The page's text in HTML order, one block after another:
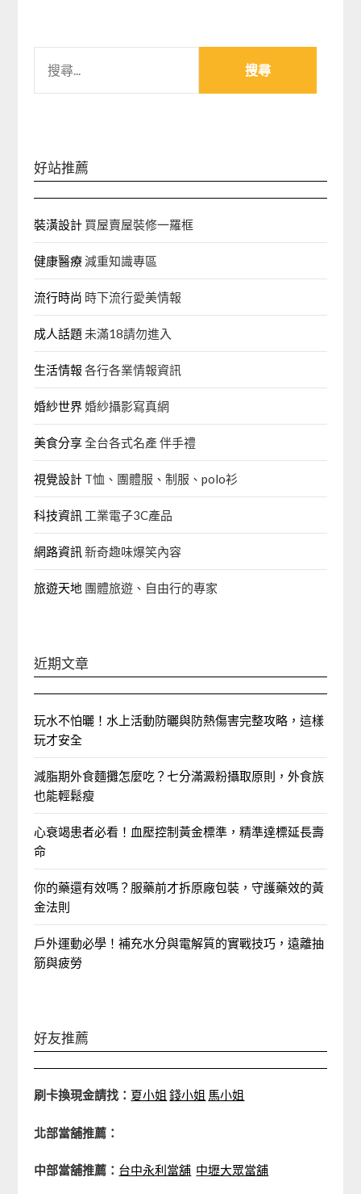
關
好站推薦
裝潢設計 買屋賣屋裝修一羅框
健康醫療減重知識專區
流行時尚 時下流行愛美情報
成人話題 未滿18請勿進入
生活情報 各行各業情報資訊
婚紗世界婚紗攝影寫真網
美食分享全台各式名產 伴手禮
視覺設計 T恤、團體服、制服、polo衫
科技資訊 工業電子3C產品
網路資訊 新奇趣味爆笑內容
旅遊天地 團體旅遊、自由行的專家‎
近期文章
玩水不怕曬！水上活動防曬與防熱傷害完整攻略，這樣
玩才安全
減脂期外食麵攤怎麼吃？七分滿澱粉攝取原則，外食族
也能輕鬆瘦
心衰竭患者必看！血壓控制黃金標準，精準達標延長壽
命
你的藥還有效嗎？服藥前才拆原廠包裝，守護藥效的黃
金法則
戶外運動必學！補充水分與電解質的實戰技巧，遠離抽
筋與疲勞
好友推薦
刷卡換現金請找： 夏小姐 錢小姐 馬小姐
北部當舖推薦：
中部當舖推薦： 台中永利當舖 中壢大眾當舖